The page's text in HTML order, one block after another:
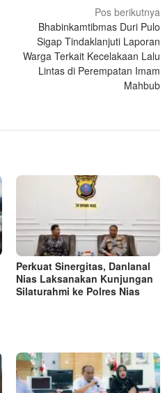
Pos berikutnya
Bhabinkamtibmas Duri Pulo
Sigap Tindaklanjuti Laporan
Warga Terkait Kecelakaan Lalu
Lintas di Perempatan Imam
Mahbub
Perkuat Sinergitas, Danlanal
Nias Laksanakan Kunjungan
Silaturahmi ke Polres Nias